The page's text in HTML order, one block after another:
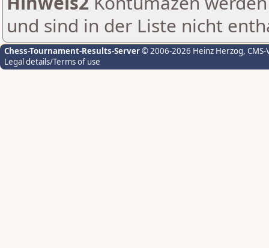
und sind in der Liste nicht
Chess-Tournament-Results-Server© 2006-2026 Heinz Herzog,
Legal details/Terms of use